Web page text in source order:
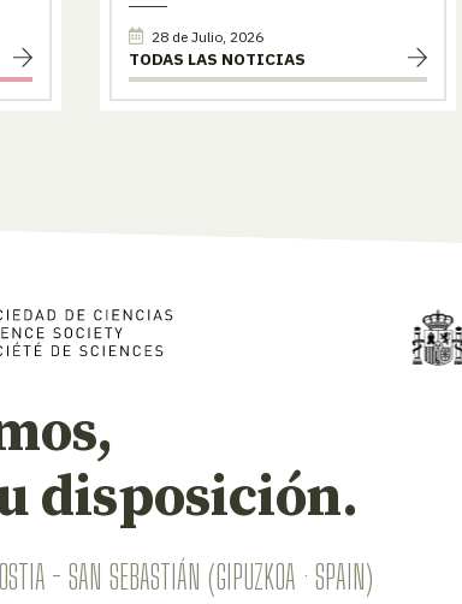
28 de Julio, 2026
TODAS LAS NOTICIAS
disposición.
- SAN SEBASTIÁN (GIPUZKOA · SPAIN)